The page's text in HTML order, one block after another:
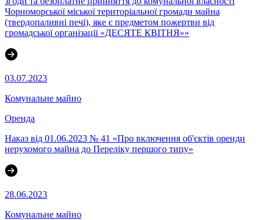
Чорноморської міської територіальної громади майна
(твердопаливні печі), яке є предметом пожертви від
громадської організації «ДЕСЯТЕ КВІТНЯ»»
03.07.2023
Комунальне майно
Оренда
Наказ від 01.06.2023 № 41 «Про включення об'єктів оренди
нерухомого майна до Переліку першого типу»
28.06.2023
Комунальне майно